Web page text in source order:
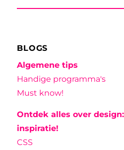
BLOGS
Algemene tips
Handige programma's
Must know!
Ontdek alles over
inspiratie!
CSS